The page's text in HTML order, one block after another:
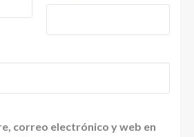
correo electrónico y web en